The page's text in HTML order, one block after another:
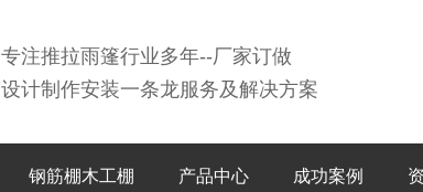
专注推拉雨篷行业多年--厂家订做
设计制作安装一条龙服务及解决方案
钢筋棚木工棚 产品中心 成功案例